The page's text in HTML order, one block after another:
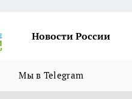
Новости России
Мы в Telegram